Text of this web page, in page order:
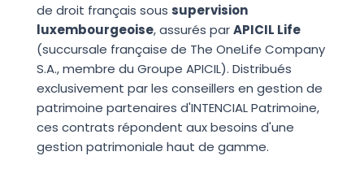
de droit français sous supervision
luxembourgeoise, assurés parAPICIL Life
(succursale française de The OneLife Company
S.A., membre du Groupe APICIL). Distribués
exclusivement par les conseillers en gestion de
patrimoine partenaires d'INTENCIAL Patrimoine,
ces contrats répondent aux besoins d'une
gestion patrimoniale haut de gamme.